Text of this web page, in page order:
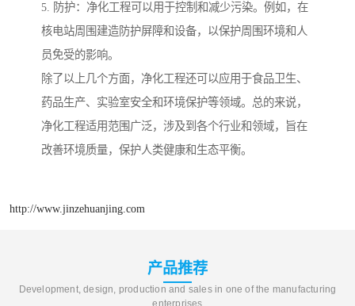
5. 防护：净化工程可以用于控制和减少污染。例如，在
核电站周围建造防护屏障和设备，以保护周围环境和人
员免受的影响。
除了以上几个方面，净化工程还可以应用于食品卫生、
药品生产、实验室安全和环境保护等领域。总的来说，
净化工程适用范围广泛，涉及到各个行业和领域，旨在
改善环境质量，保护人类健康和生态平衡。
http://www.jinzehuanjing.com
产品推荐
Development, design, production and sales in one of the manufacturing